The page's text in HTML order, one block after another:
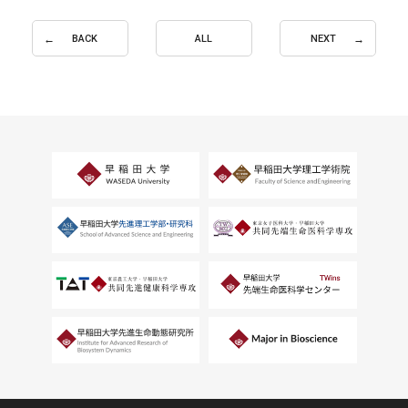
BACK ALL NEXT